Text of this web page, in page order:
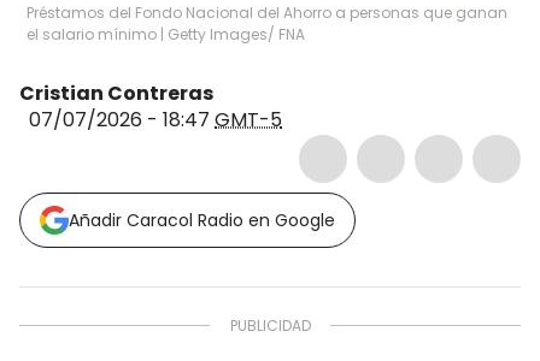
Préstamos del Fondo Nacional del Ahorro a personas que ganan
el salario mínimo | Getty Images/ FNA
Cristian Contreras
07/07/2026 - 18:47 GMT-5
Añadir Caracol Radio en Google